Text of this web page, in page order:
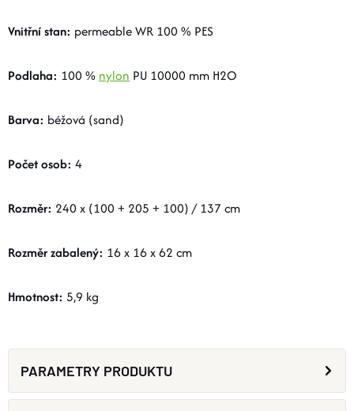
Vnitřní stan: permeable WR 100 % PES
Podlaha: 100 % nylon PU 10000 mm H2O
Barva: béžová (sand)
Počet osob: 4
Rozměr: 240 x (100 + 205 + 100) / 137 cm
Rozměr zabalený: 16 x 16 x 62 cm
Hmotnost: 5,9 kg
PARAMETRY PRODUKTU